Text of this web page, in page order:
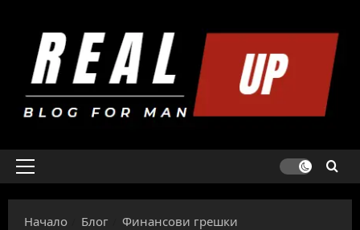
content
Primary
Начало
Блог Финансови грешки